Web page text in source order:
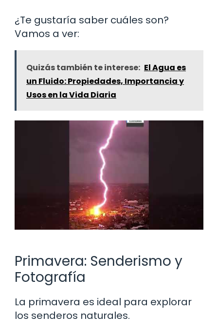
¿Te gustaría saber cuáles son?
Vamos a ver:
Quizás también te interese: El Agua es
un Fluido: Propiedades, Importancia y
Usos en la Vida Diaria
Primavera: Senderismo y
Fotografía
La primavera es ideal para explorar
los senderos naturales.